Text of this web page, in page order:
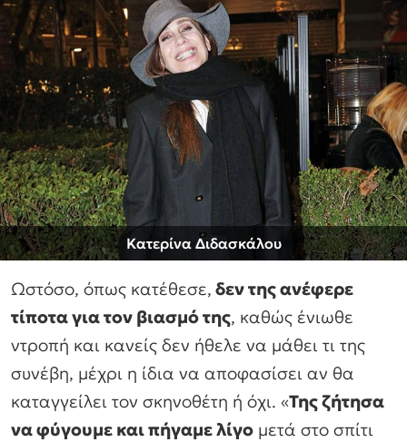
Κατερίνα Διδασκάλου
Ωστόσο, όπως κατέθεσε, δεν της ανέφερε
τίποτα για τον βιασμό της, καθώς ένιωθε
ντροπή και κανείς δεν ήθελε να μάθει τι της
συνέβη, μέχρι η ίδια να αποφασίσει αν θα
καταγγείλει τον σκηνοθέτη ή όχι. «Της ζήτησα
να φύγουμε και πήγαμε λίγο μετά στο σπίτι